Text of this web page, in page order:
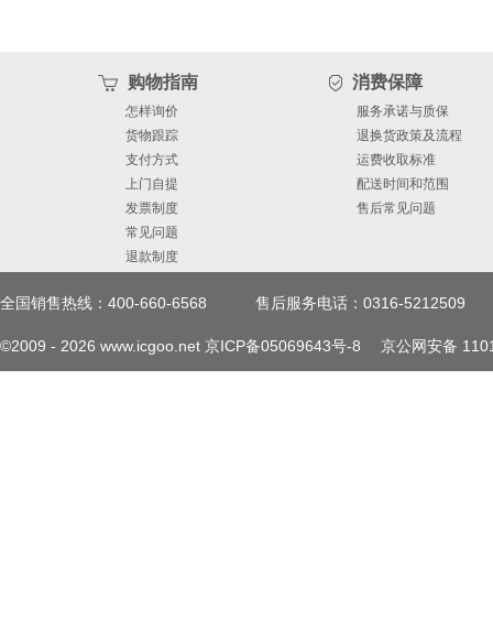
购物指南
怎样询价
货物跟踪
支付方式
上门自提
发票制度
常见问题
退款制度
消费保障
服务承诺与质保
退换货政策及流程
运费收取标准
配送时间和范围
售后常见问题
全国销售热线：400-660-6568 售后服务电话：0316-5212509
©2009 - 2026 www.icgoo.net 京ICP备05069643号-8 京公网安备